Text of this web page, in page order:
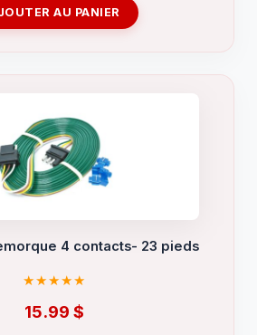
AU PANIER
4 contacts- 23 pieds
15.99 $